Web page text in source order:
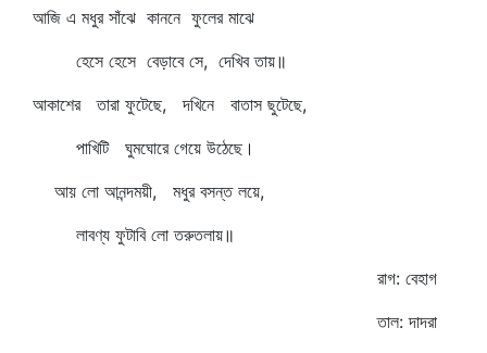
আজি এ মধুর সাঁঝে কাননে ফুলের মাঝে
হেসে হেসে বেড়াবে সে, দেখিব তায়॥
আকাশের তারা ফুটেছে, দখিনে বাতাস ছুটেছে,
পাখিটি ঘুমঘোরে গেয়ে উঠেছে।
আয় লো আনন্দময়ী, মধুর বসন্ত লয়ে,
লাবণ্য ফুটাবি লো তরুতলায়॥
রাগ: বেহাগ
তাল: দাদরা